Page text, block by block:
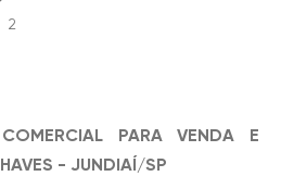
2
PARA VENDA E
- JUNDIAÍ/SP